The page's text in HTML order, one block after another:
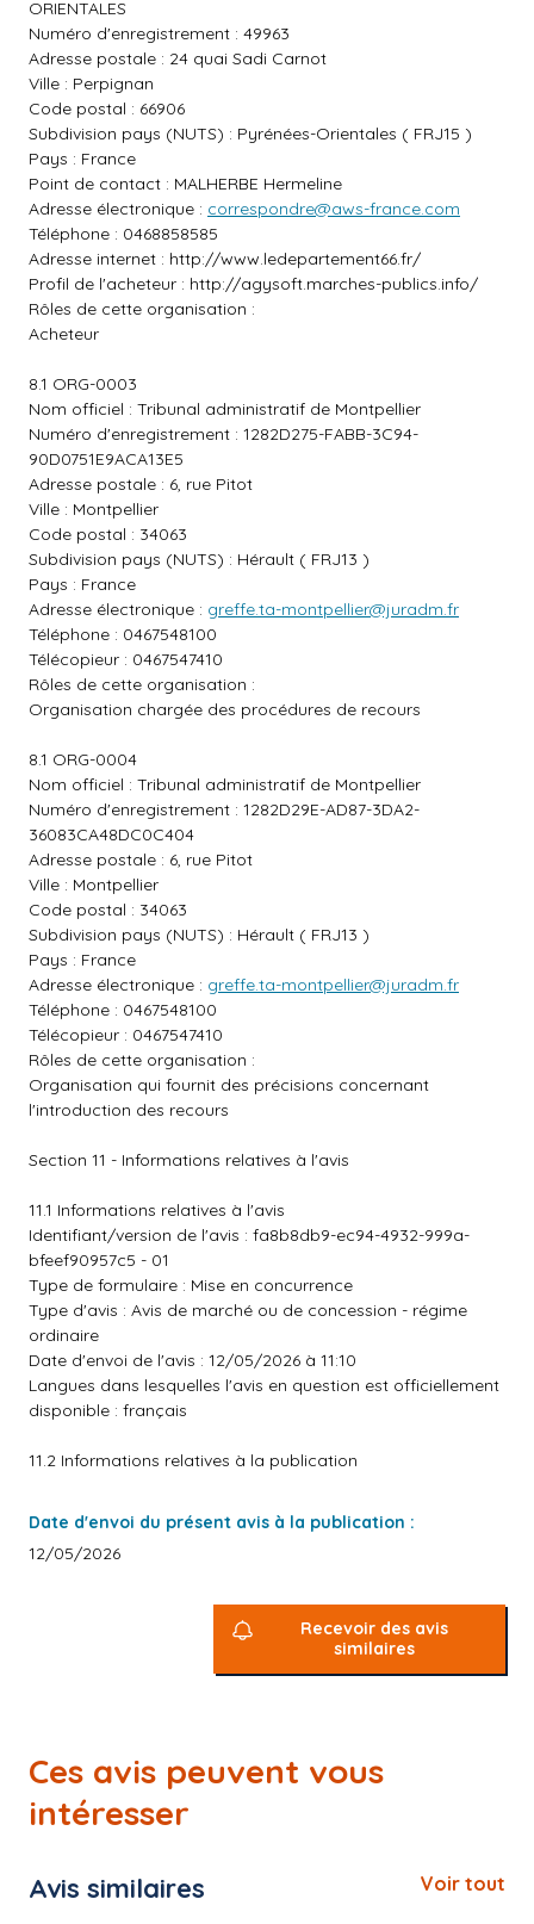
ORIENTALES
Numéro d'enregistrement : 49963
Adresse postale : 24 quai Sadi Carnot
Ville : Perpignan
Code postal : 66906
Subdivision pays (NUTS) : Pyrénées-Orientales ( FRJ15 )
Pays : France
Point de contact : MALHERBE Hermeline
Adresse électronique : correspondre@aws-france.com
Téléphone : 0468858585
Adresse internet : http://www.ledepartement66.fr/
Profil de l'acheteur : http://agysoft.marches-publics.info/
Rôles de cette organisation :
Acheteur
8.1 ORG-0003
Nom officiel : Tribunal administratif de Montpellier
Numéro d'enregistrement : 1282D275-FABB-3C94-
90D0751E9ACA13E5
Adresse postale : 6, rue Pitot
Ville : Montpellier
Code postal : 34063
Subdivision pays (NUTS) : Hérault ( FRJ13 )
Pays : France
Adresse électronique : greffe.ta-montpellier@juradm.fr
Téléphone : 0467548100
Télécopieur : 0467547410
Rôles de cette organisation :
Organisation chargée des procédures de recours
8.1 ORG-0004
Nom officiel : Tribunal administratif de Montpellier
Numéro d'enregistrement : 1282D29E-AD87-3DA2-
36083CA48DC0C404
Adresse postale : 6, rue Pitot
Ville : Montpellier
Code postal : 34063
Subdivision pays (NUTS) : Hérault ( FRJ13 )
Pays : France
Adresse électronique : greffe.ta-montpellier@juradm.fr
Téléphone : 0467548100
Télécopieur : 0467547410
Rôles de cette organisation :
Organisation qui fournit des précisions concernant
l'introduction des recours
Section 11 - Informations relatives à l'avis
11.1 Informations relatives à l'avis
Identifiant/version de l'avis : fa8b8db9-ec94-4932-999a-
bfeef90957c5 - 01
Type de formulaire : Mise en concurrence
Type d'avis : Avis de marché ou de concession - régime
ordinaire
Date d'envoi de l'avis : 12/05/2026 à 11:10
Langues dans lesquelles l'avis en question est officiellement
disponible : français
11.2 Informations relatives à la publication
Date d'envoi du présent avis à la publication :
12/05/2026
Recevoir des avis
similaires
Ces avis peuvent vous
intéresser
Avis similaires Voir tout